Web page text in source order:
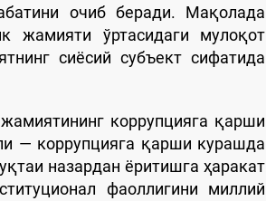
очиб беради. Мақолада
жамияти ўртасидаги мулоқот
сиёсий субъект сифатида
коррупцияга қарши
— коррупцияга қарши курашда
назардан ёритишга ҳаракат
фаоллигини миллий